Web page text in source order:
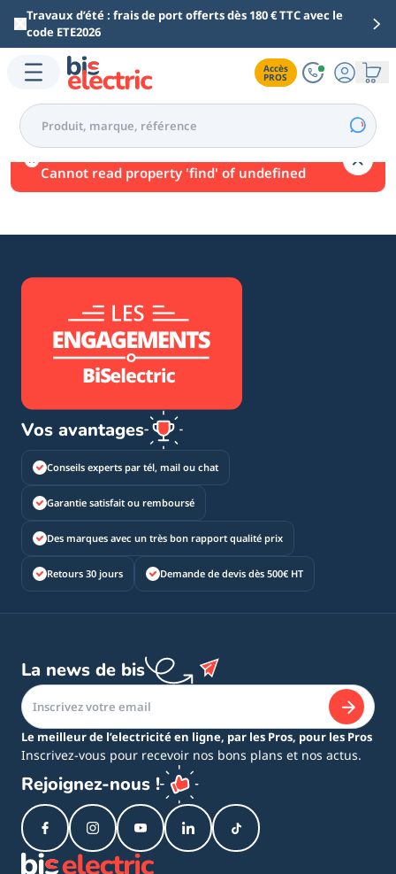
Aller au contenu principal
Travaux d’été : frais de port offerts dès 180 € TTC avec le
code ETE2026
Accès
PROS
Une erreur est survenue.
Cannot read property 'find' of undefined
Vos avantages
Conseils experts par tél, mail ou chat
Garantie satisfait ou remboursé
Des marques avec un très bon rapport qualité prix
Retours 30 jours Demande de devis dès 500€ HT
La news de bis
Le meilleur de l’electricité en ligne, par les Pros, pour les Pros
Inscrivez-vous pour recevoir nos bons plans et nos actus.
Rejoignez-nous !